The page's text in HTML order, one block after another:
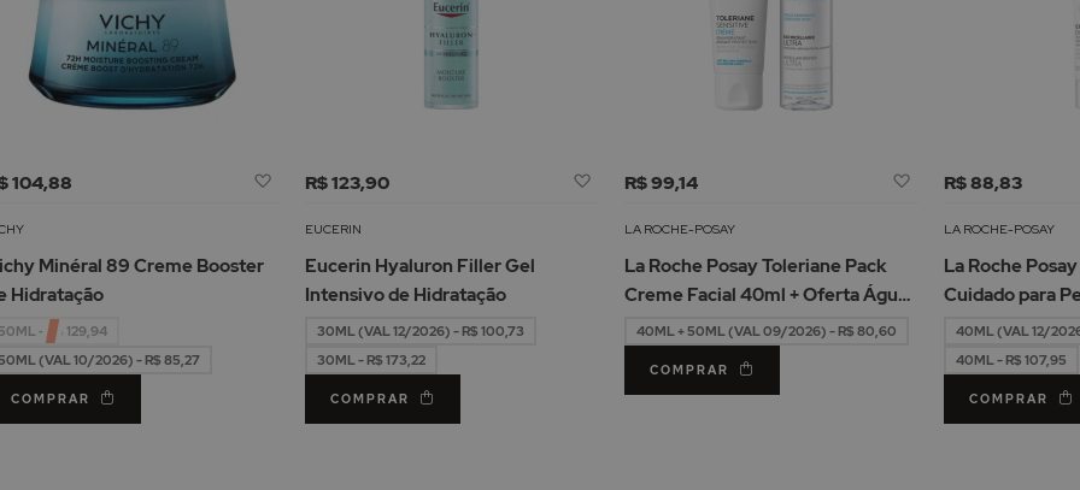
104,88
Adicionar
Lista
Desejos
Minéral 89 Creme Booster
Hidratação
- R$ 129,94
(VAL 10/2026) - R$ 85,27
COMPRAR
R$ 123,90
Adicionar
Lista
Desejos
EUCERIN
Eucerin Hyaluron Filler Gel
Intensivo de Hidratação
30ML (VAL 12/2026) - R$ 100,73
30ML - R$ 173,22
COMPRAR
R$ 99,14
Adicionar
Lista
Desejos
LA ROCHE-POSAY
La Roche Posay Toleriane Pack
Creme Facial 40ml + Oferta Água
Micelar 50ml
40ML + 50ML (VAL 09/2026) - R$ 80,60
COMPRAR
R$ 88,83
LA ROCHE-POSAY
La Roche
Cuidado para
Imperfeições
40ML (VAL 12/
40ML - R$ 107,95
COMPRAR